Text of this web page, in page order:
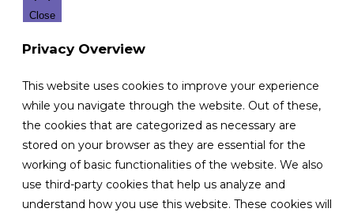
Close
Privacy Overview
This website uses cookies to improve your experience
while you navigate through the website. Out of these,
the cookies that are categorized as necessary are
stored on your browser as they are essential for the
working of basic functionalities of the website. We also
use third-party cookies that help us analyze and
understand how you use this website. These cookies will